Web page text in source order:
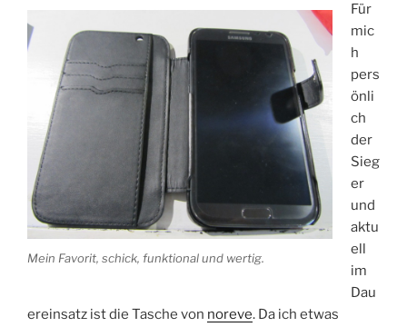
Mein Favorit, schick, funktional und wertig.
Für
mic
h
pers
önli
ch
der
Sieg
er
und
aktu
ell
im
Dau
ereinsatz ist die Tasche von noreve. Da ich etwas